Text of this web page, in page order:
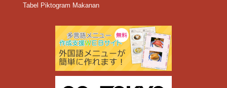
Tabel Piktogram Makanan